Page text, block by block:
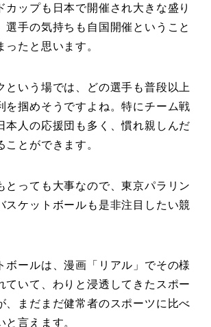
カップも日本で開催され大きな盛り
選手の気持ちも自国開催ということ
ったと思います。
という場では、どの選手も普段以上
を掴めそうですよね。特にチーム戦
本人の応援団も多く、慣れ親しんだ
とができます。
とっても大事なので、東京パラリン
スケットボールも是非注目したい競
ボールは、漫画「リアル」でその様
ていて、わりと浸透してきたスポー
、まだまだ健常者のスポーツに比べ
と言えます。